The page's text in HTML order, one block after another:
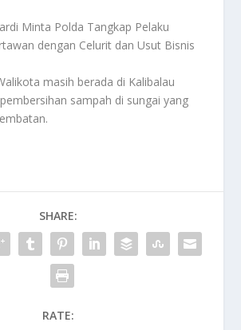
Minta Polda Tangkap Pelaku
dengan Celurit dan Usut Bisnis
masih berada di Kalibalau
sampah di sungai yang
SHARE:
RATE: